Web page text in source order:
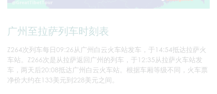
广州至拉萨列车时刻表
Z264次列车每日09:26从广州白云火车站发车，于14:54抵达拉萨火
车站。Z266次是从拉萨返回广州的列车，于12:35从拉萨火车站发
车，两天后20:08抵达广州白云火车站。根据车厢等级不同，火车票
净价大约在133美元到228美元之间。